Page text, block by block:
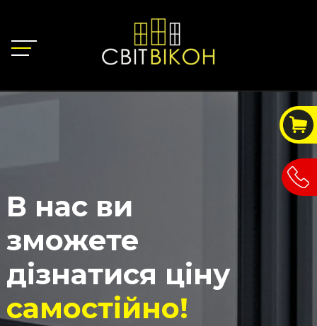
В нас ви
зможете
дізнатися ціну
самостійно!